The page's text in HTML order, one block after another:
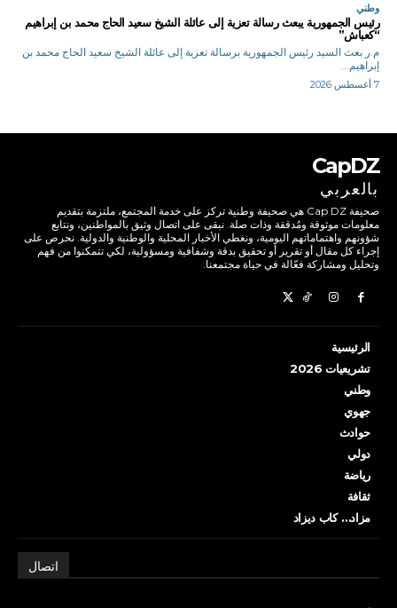
وطني
رئيس الجمهورية يبعث رسالة تعزية إلى عائلة الشيخ سعيد الحاج محمد بن إبراهيم
“كعباش”
م.ر بعث السيد رئيس الجمهورية برسالة تعزية إلى عائلة الشيخ سعيد الحاج محمد بن
إبراهيم...
7 أغسطس 2026
CapDZ
بالعربي
صحيفة Cap DZ هي صحيفة وطنية تركز على خدمة المجتمع، ملتزمة بتقديم
معلومات موثوقة ومُدققة وذات صلة. نبقى على اتصال وثيق بالمواطنين، ونتابع
شؤونهم واهتماماتهم اليومية، ونغطي الأخبار المحلية والوطنية والدولية. نحرص على
إجراء كل مقال أو تقرير أو تحقيق بدقة وشفافية ومسؤولية، لكي تتمكنوا من فهم
وتحليل ومشاركة فعّالة في حياة مجتمعنا.
الرئيسية
تشريعيات 2026
وطني
جهوي
حوادث
دولي
رياضة
ثقافة
مزاد… كاب ديزاد
اتصال